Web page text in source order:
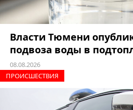
Власти Тюмени
подвоза воды в
08.08.2026
ПРОИCШЕСТВИЯ